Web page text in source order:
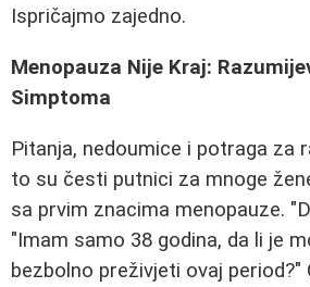
Ispričajmo zajedno.
Menopauza Nije Kraj:
Simptoma
Pitanja, nedoumice i potraga za
to su česti putnici za mnoge
sa prvim znacima menopauze.
"Imam samo 38 godina, da li je
bezbolno preživjeti ovaj period?"